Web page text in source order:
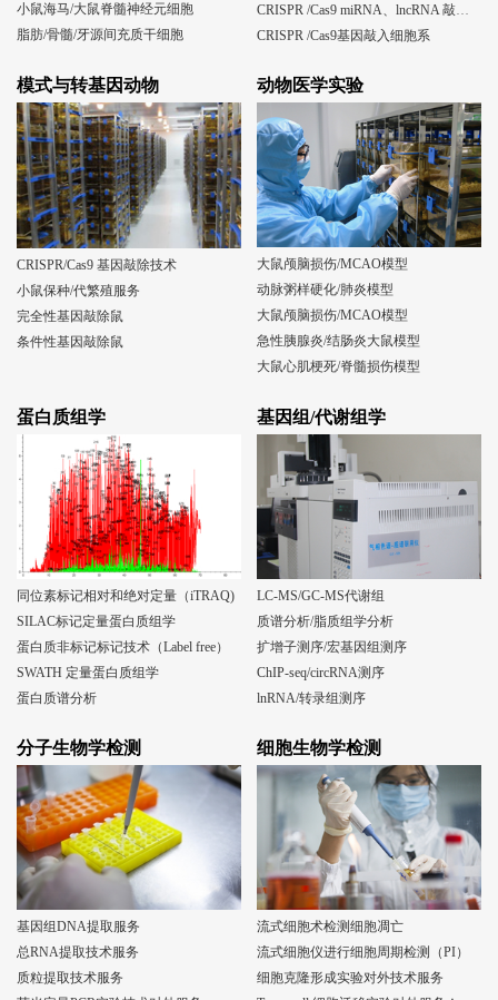
小鼠海马/大鼠脊髓神经元细胞
脂肪/骨髓/牙源间充质干细胞
CRISPR /Cas9基因敲入细胞系
模式与转基因动物
CRISPR/Cas9 基因敲除技术
小鼠保种/代繁殖服务
完全性基因敲除鼠
条件性基因敲除鼠
动物医学实验
大鼠颅脑损伤/MCAO模型
动脉粥样硬化/肺炎模型
大鼠颅脑损伤/MCAO模型
急性胰腺炎/结肠炎大鼠模型
大鼠心肌梗死/脊髓损伤模型
蛋白质组学
同位素标记相对和绝对定量（iTRAQ)
SILAC标记定量蛋白质组学
蛋白质非标记标记技术（Label free）
SWATH 定量蛋白质组学
蛋白质谱分析
基因组/代谢组学
LC-MS/GC-MS代谢组
质谱分析/脂质组学分析
扩增子测序/宏基因组测序
ChIP-seq/circRNA测序
lnRNA/转录组测序
分子生物学检测
基因组DNA提取服务
总RNA提取技术服务
质粒提取技术服务
细胞生物学检测
流式细胞术检测细胞凋亡
流式细胞仪进行细胞周期检测（PI）
细胞克隆形成实验对外技术服务